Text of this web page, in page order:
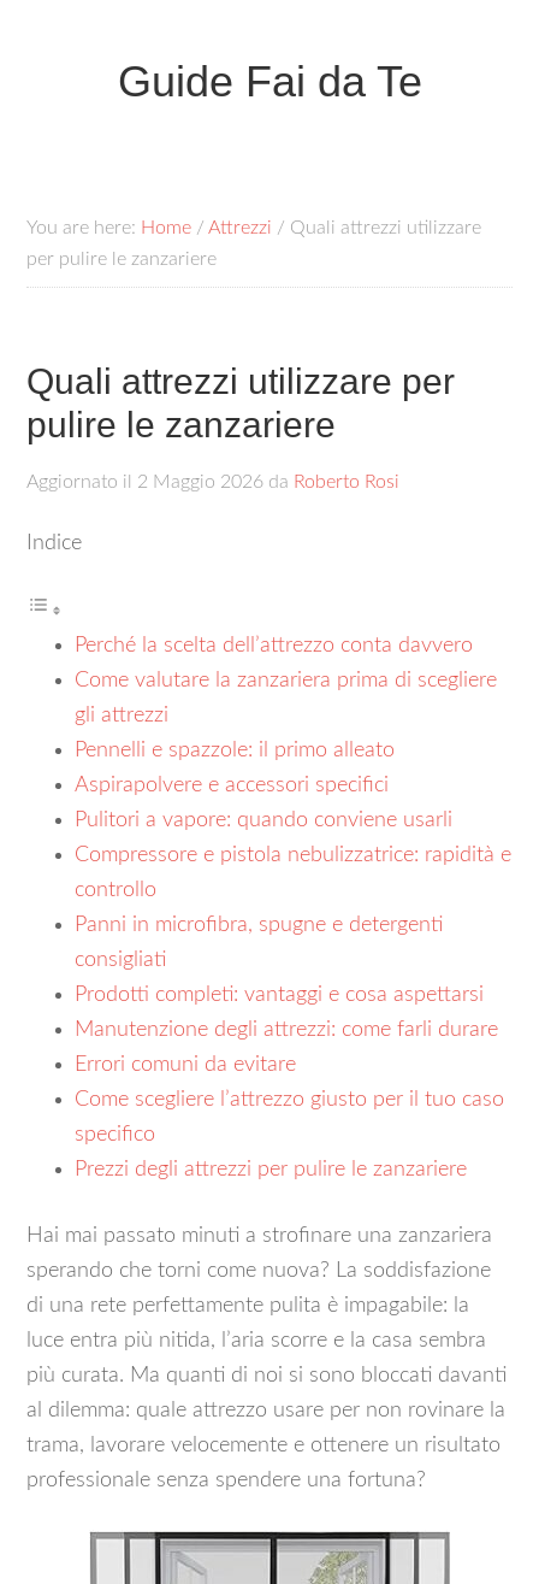
Guide Fai da Te
You are here: Home / Attrezzi / Quali attrezzi utilizzare
per pulire le zanzariere​
Quali attrezzi utilizzare per
pulire le zanzariere​
Aggiornato il 2 Maggio 2026 da Roberto Rosi
Indice
Perché la scelta dell’attrezzo conta davvero
Come valutare la zanzariera prima di scegliere
gli attrezzi
Pennelli e spazzole: il primo alleato
Aspirapolvere e accessori specifici
Pulitori a vapore: quando conviene usarli
Compressore e pistola nebulizzatrice: rapidità e
controllo
Panni in microfibra, spugne e detergenti
consigliati
Prodotti completi: vantaggi e cosa aspettarsi
Manutenzione degli attrezzi: come farli durare
Errori comuni da evitare
Come scegliere l’attrezzo giusto per il tuo caso
specifico
Prezzi degli attrezzi per pulire le zanzariere
Hai mai passato minuti a strofinare una zanzariera
sperando che torni come nuova? La soddisfazione
di una rete perfettamente pulita è impagabile: la
luce entra più nitida, l’aria scorre e la casa sembra
più curata. Ma quanti di noi si sono bloccati davanti
al dilemma: quale attrezzo usare per non rovinare la
trama, lavorare velocemente e ottenere un risultato
professionale senza spendere una fortuna?